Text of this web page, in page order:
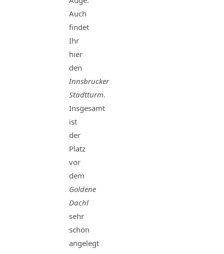
Auch
findet
Ihr
hier
den
Innsbrucker
Stadtturm.
Insgesamt
ist
der
Platz
vor
dem
Goldene
Dachl
sehr
schön
angelegt